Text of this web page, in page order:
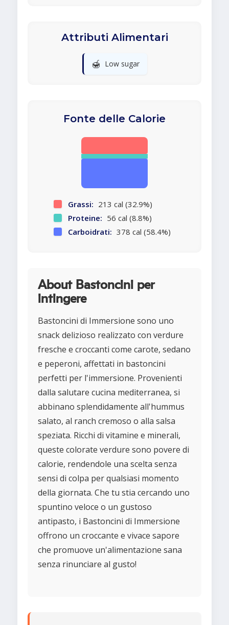
Attributi Alimentari
🍯 Low sugar
Fonte delle Calorie
Grassi: 213 cal (32.9%)
Proteine: 56 cal (8.8%)
Carboidrati: 378 cal (58.4%)
About Bastoncini per
intingere
Bastoncini di Immersione sono uno
snack delizioso realizzato con verdure
fresche e croccanti come carote, sedano
e peperoni, affettati in bastoncini
perfetti per l'immersione. Provenienti
dalla salutare cucina mediterranea, si
abbinano splendidamente all'hummus
salato, al ranch cremoso o alla salsa
speziata. Ricchi di vitamine e minerali,
queste colorate verdure sono povere di
calorie, rendendole una scelta senza
sensi di colpa per qualsiasi momento
della giornata. Che tu stia cercando uno
spuntino veloce o un gustoso
antipasto, i Bastoncini di Immersione
offrono un croccante e vivace sapore
che promuove un'alimentazione sana
senza rinunciare al gusto!